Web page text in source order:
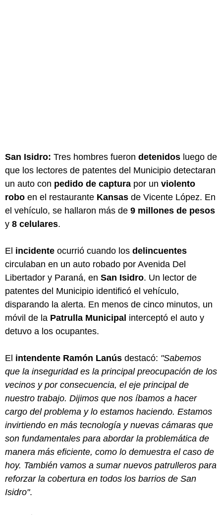
San Isidro: Tres hombres fueron detenidos luego de
que los lectores de patentes del Municipio detectaran
un auto con pedido de captura por un violento
robo en el restaurante Kansas de Vicente López. En
el vehículo, se hallaron más de 9 millones de pesos
y 8 celulares.
El incidente ocurrió cuando los delincuentes
circulaban en un auto robado por Avenida Del
Libertador y Paraná, en San Isidro. Un lector de
patentes del Municipio identificó el vehículo,
disparando la alerta. En menos de cinco minutos, un
móvil de la Patrulla Municipal interceptó el auto y
detuvo a los ocupantes.
El intendente Ramón Lanús destacó: "Sabemos
que la inseguridad es la principal preocupación de los
vecinos y por consecuencia, el eje principal de
nuestro trabajo. Dijimos que nos íbamos a hacer
cargo del problema y lo estamos haciendo. Estamos
invirtiendo en más tecnología y nuevas cámaras que
son fundamentales para abordar la problemática de
manera más eficiente, como lo demuestra el caso de
hoy. También vamos a sumar nuevos patrulleros para
reforzar la cobertura en todos los barrios de San
Isidro".